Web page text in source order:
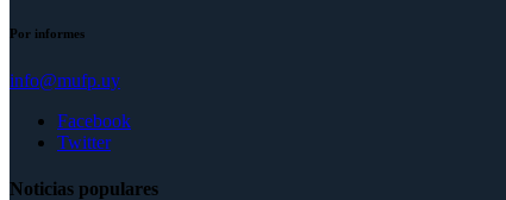
Por informes
info@mufp.uy
Facebook
Twitter
Noticias populares